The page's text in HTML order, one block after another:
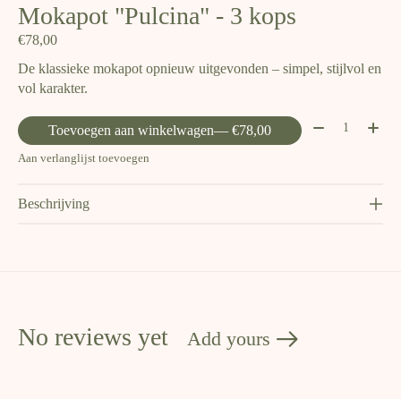
Mokapot "Pulcina" - 3 kops
€78,00
De klassieke mokapot opnieuw uitgevonden – simpel, stijlvol en
vol karakter.
Toevoegen aan winkelwagen — €78,00 Aantal:
Aan verlanglijst toevoegen
Beschrijving
No reviews yet Add yours